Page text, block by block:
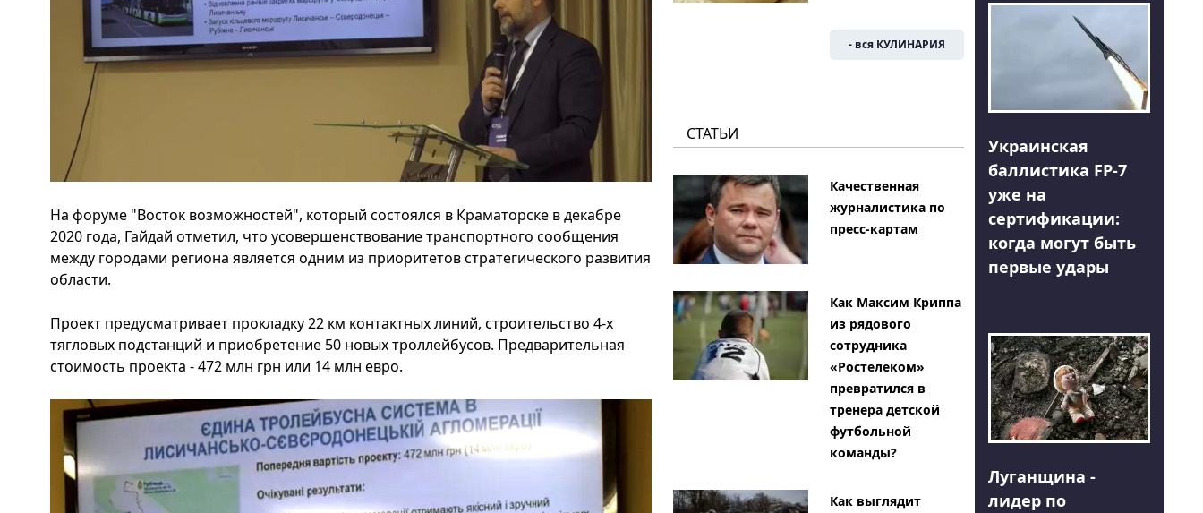
На форуме "Восток возможностей", который состоялся в Краматорске в декабре
2020 года, Гайдай отметил, что усовершенствование транспортного сообщения
между городами региона является одним из приоритетов стратегического развития
области.
Проект предусматривает прокладку 22 км контактных линий, строительство 4-х
тягловых подстанций и приобретение 50 новых троллейбусов. Предварительная
стоимость проекта - 472 млн грн или 14 млн евро.
- вся КУЛИНАРИЯ
СТАТЬИ
Качественная
журналистика по
пресс-картам
Как Максим Криппа
из рядового
сотрудника
«Ростелеком»
превратился в
тренера детской
футбольной
команды?
Как выглядит
Украинская
баллистика FP-7
уже на
сертификации:
когда могут быть
первые удары
Луганщина -
лидер по